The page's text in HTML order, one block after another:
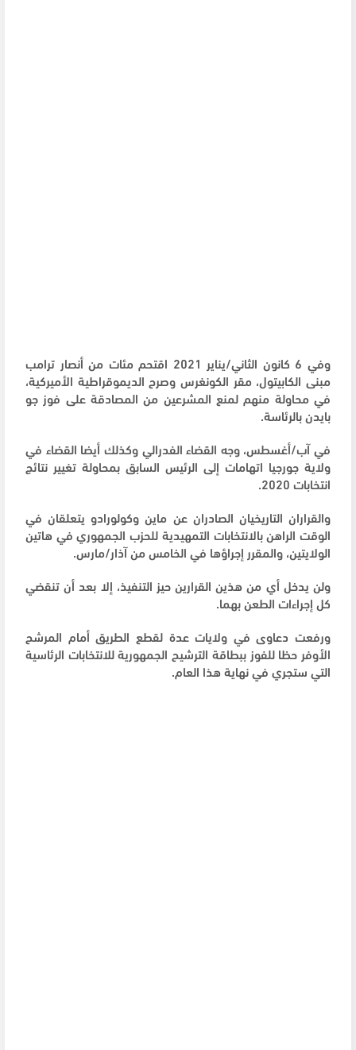
وفي 6 كانون الثاني/يناير 2021 اقتحم مئات من أنصار ترامب
مبنى الكابيتول، مقر الكونغرس وصرح الديموقراطية الأميركية،
في محاولة منهم لمنع المشرعين من المصادقة على فوز جو
بايدن بالرئاسة.
في آب/أغسطس، وجه القضاء الفدرالي وكذلك أيضا القضاء في
ولاية جورجيا اتهامات إلى الرئيس السابق بمحاولة تغيير نتائج
انتخابات 2020.
والقراران التاريخيان الصادران عن ماين وكولورادو يتعلقان في
الوقت الراهن بالانتخابات التمهيدية للحزب الجمهوري في هاتين
الولايتين، والمقرر إجراؤها في الخامس من آذار/مارس.
ولن يدخل أي من هذين القرارين حيز التنفيذ، إلا بعد أن تنقضي
كل إجراءات الطعن بهما.
ورفعت دعاوى في ولايات عدة لقطع الطريق أمام المرشح
الأوفر حظا للفوز ببطاقة الترشيح الجمهورية للانتخابات الرئاسية
التي ستجري في نهاية هذا العام.